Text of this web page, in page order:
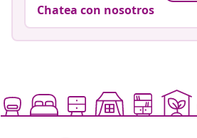
Chatea con nosotros